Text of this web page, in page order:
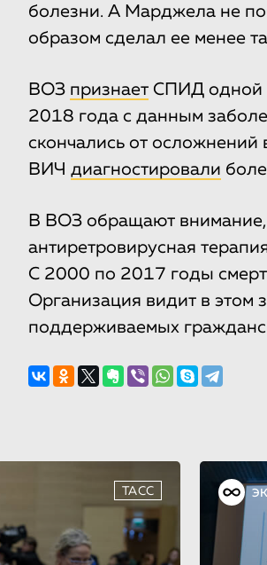
болезни. А Марджела не
образом сделал ее менее
ВОЗ признаетСПИД одной
2018 года с данным
скончались от
ВИЧ диагностировали
В ВОЗ обращают внимание,
антиретровирусная
С 2000 по 2017 годы
Организация видит в этом
поддерживаемых
ТАСС